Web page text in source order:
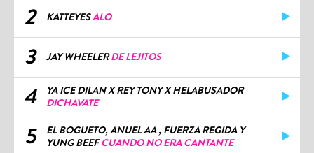
2 KATTEYESALO
3 JAY WHEELERDE LEJITOS
4
YA ICE DILAN X REY TONY X HELABUSADOR
DICHAVATE
5
EL BOGUETO, ANUEL AA , FUERZA REGIDA Y
YUNG BEEFCUANDO NO ERA CANTANTE